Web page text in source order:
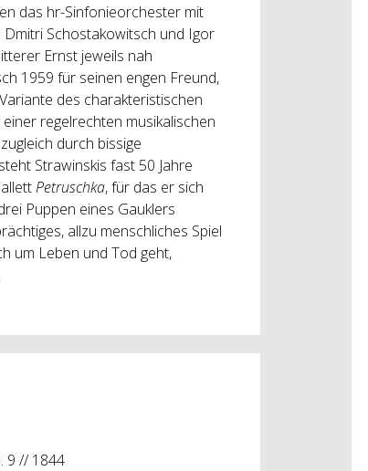
das hr-Sinfonieorchester mit
Dmitri Schostakowitsch und Igor
Ernst jeweils nah
1959 für seinen engen Freund,
des charakteristischen
regelrechten musikalischen
durch bissige
Strawinskis fast 50 Jahre
Petruschka, für das er sich
Puppen eines Gauklers
allzu menschliches Spiel
um Leben und Tod geht,
9 // 1844